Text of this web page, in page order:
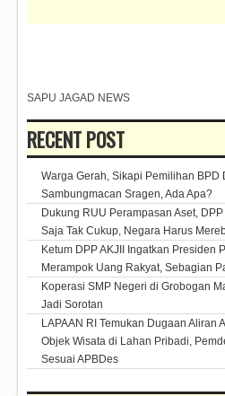
SAPU JAGAD NEWS
RECENT POST
Warga Gerah, Sikapi Pemilihan BPD
Sambungmacan Sragen, Ada Apa?
Dukung RUU Perampasan Aset,
Saja Tak Cukup, Negara Harus
Ketum DPP AKJII Ingatkan Presiden
Merampok Uang Rakyat, Sebagian
Koperasi SMP Negeri di Grobogan
Jadi Sorotan
LAPAAN RI Temukan Dugaan Aliran
Objek Wisata di Lahan Pribadi,
Sesuai APBDes